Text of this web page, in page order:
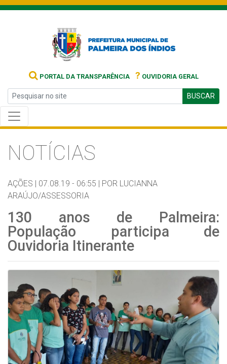
PORTAL DA TRANSPARÊNCIA ? OUVIDORIA GERAL
BUSCAR
NOTÍCIAS
AÇÕES | 07.08.19 - 06:55 | POR LUCIANNA
ARAÚJO/ASSESSORIA
130 anos de Palmeira:
População participa de
Ouvidoria Itinerante